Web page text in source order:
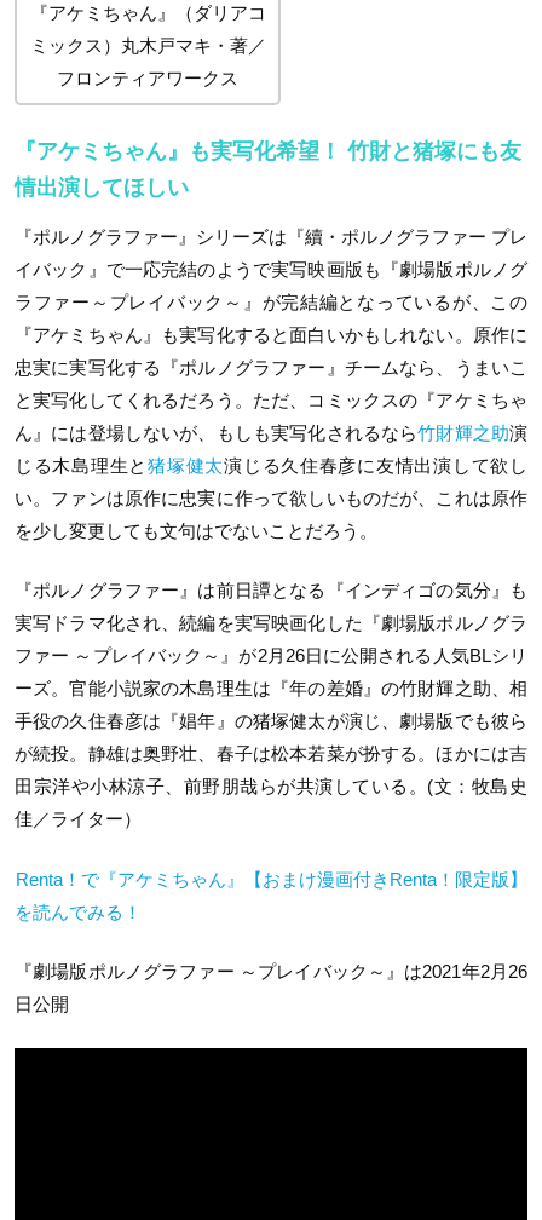
『アケミちゃん』（ダリアコ
ミックス）丸木戸マキ・著／
フロンティアワークス
『アケミちゃん』も実写化希望！ 竹財と猪塚にも友
情出演してほしい
『ポルノグラファー』シリーズは『續・ポルノグラファー プレ
イバック』で一応完結のようで実写映画版も『劇場版ポルノグ
ラファー～プレイバック～』が完結編となっているが、この
『アケミちゃん』も実写化すると面白いかもしれない。原作に
忠実に実写化する『ポルノグラファー』チームなら、うまいこ
と実写化してくれるだろう。ただ、コミックスの『アケミちゃ
ん』には登場しないが、もしも実写化されるなら竹財輝之助演
じる木島理生と猪塚健太演じる久住春彦に友情出演して欲し
い。ファンは原作に忠実に作って欲しいものだが、これは原作
を少し変更しても文句はでないことだろう。
『ポルノグラファー』は前日譚となる『インディゴの気分』も
実写ドラマ化され、続編を実写映画化した『劇場版ポルノグラ
ファー ～プレイバック～』が2月26日に公開される人気BLシリ
ーズ。官能小説家の木島理生は『年の差婚』の竹財輝之助、相
手役の久住春彦は『娼年』の猪塚健太が演じ、劇場版でも彼ら
が続投。静雄は奥野壮、春子は松本若菜が扮する。ほかには吉
田宗洋や小林涼子、前野朋哉らが共演している。(文：牧島史
佳／ライター）
Renta！で『アケミちゃん』【おまけ漫画付きRenta！限定版】
を読んでみる！
『劇場版ポルノグラファー ～プレイバック～』は2021年2月26
日公開